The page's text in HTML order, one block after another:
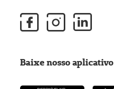
Baixe nosso aplicativo